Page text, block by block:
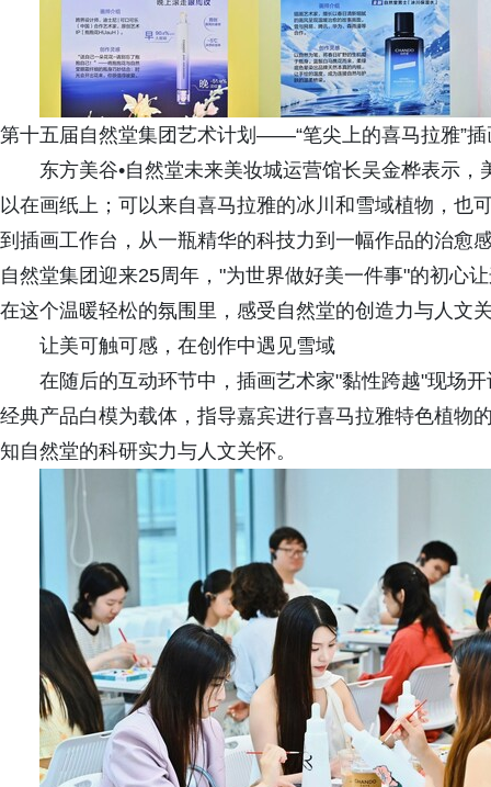
第十五届自然堂集团艺术计划——“笔尖上的喜马拉雅”插
东方美谷•自然堂未来美妆城运营馆长吴金桦表示
以在画纸上；可以来自喜马拉雅的冰川和雪域植物，也
到插画工作台，从一瓶精华的科技力到一幅作品的治
自然堂集团迎来25周年，"为世界做好美一件事"的初心
在这个温暖轻松的氛围里，感受自然堂的创造力与人文
让美可触可感，在创作中遇见雪域
在随后的互动环节中，插画艺术家"黏性跨越"现场
经典产品白模为载体，指导嘉宾进行喜马拉雅特色植物
知自然堂的科研实力与人文关怀。